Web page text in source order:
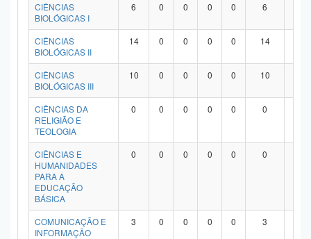
CIÊNCIAS
BIOLÓGICAS I
6 0 0 0 0 6
CIÊNCIAS
BIOLÓGICAS II
14 0 0 0 0 14
CIÊNCIAS
BIOLÓGICAS III
10 0 0 0 0 10
CIÊNCIAS DA
RELIGIÃO E
TEOLOGIA
0 0 0 0 0 0
CIÊNCIAS E
HUMANIDADES
PARA A
EDUCAÇÃO
BÁSICA
0 0 0 0 0 0
COMUNICAÇÃO E
INFORMAÇÃO
3 0 0 0 0 3